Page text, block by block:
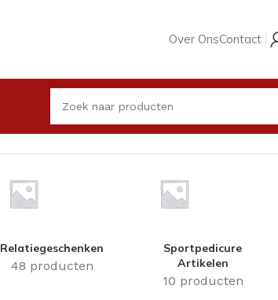
Over OnsContact
Toont alle 15 resultaten
Relatiegeschenken
48 producten
Sportpedicure
Artikelen
10 producten